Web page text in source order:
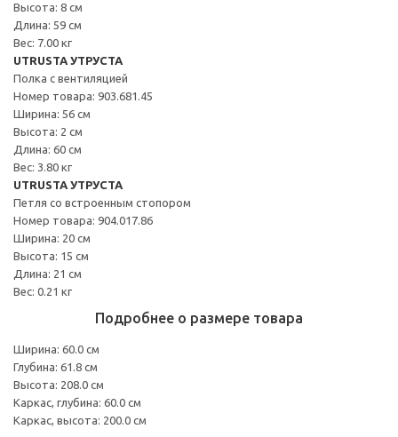
Высота: 8 см
Длина: 59 см
Вес: 7.00 кг
UTRUSTA УТРУСТА
Полка с вентиляцией
Номер товара: 903.681.45
Ширина: 56 см
Высота: 2 см
Длина: 60 см
Вес: 3.80 кг
UTRUSTA УТРУСТА
Петля со встроенным стопором
Номер товара: 904.017.86
Ширина: 20 см
Высота: 15 см
Длина: 21 см
Вес: 0.21 кг
Подробнее о размере товара
Ширина: 60.0 см
Глубина: 61.8 см
Высота: 208.0 см
Каркас, глубина: 60.0 см
Каркас, высота: 200.0 см